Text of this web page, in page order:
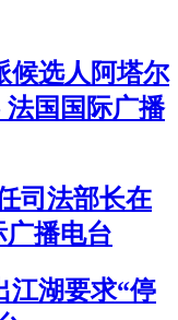
候选人阿塔尔
国国际广播
司法部长在
广播电台
江湖要求“停